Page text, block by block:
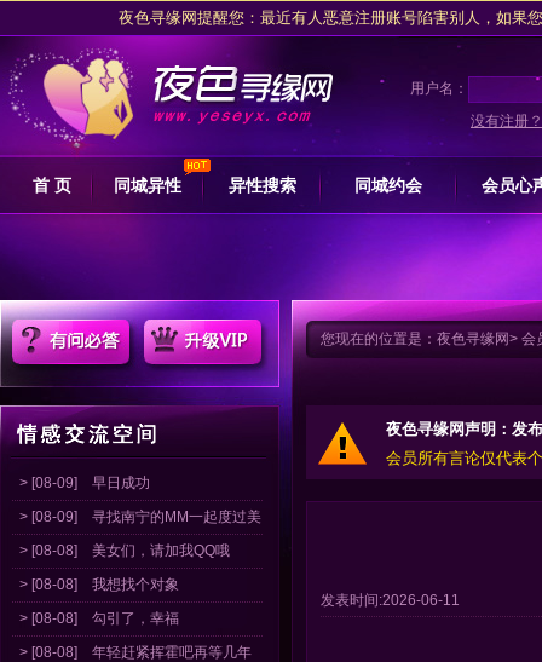
夜色寻缘网提醒您：最近有人恶意注册账号陷害别人，如
夜色交友网坚决拥护网信办关于专项整治行动的措施，抵制任何卖
请注意收藏
夜色寻缘网
夜色寻缘网提醒广大会员朋友交友过程中，
夜色寻缘网提醒您：最近有人恶意注册账号陷害别人，如
夜色交友网坚决拥护网信办关于专项整治行动的措施，抵制任何卖
请注意收藏夜色寻缘网
用户名：
没有注册？
首 页 同城异性 异性搜索 同城约会 会员心
> [08-09] 早日成功
> [08-09] 寻找南宁的MM一起度过美
> [08-08] 美女们，请加我QQ哦
> [08-08] 我想找个对象
> [08-08] 勾引了，幸福
> [08-08] 年轻赶紧挥霍吧再等几年
您现在的位置是： 夜色寻缘网> 会
夜色寻缘网声明：发
会员所有言论仅代表
发表时间:2026-06-11